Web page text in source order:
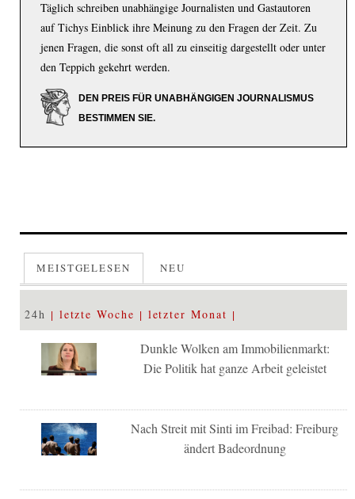
Täglich schreiben unabhängige Journalisten und Gastautoren
auf Tichys Einblick ihre Meinung zu den Fragen der Zeit. Zu
jenen Fragen, die sonst oft all zu einseitig dargestellt oder unter
den Teppich gekehrt werden.
DEN PREIS FÜR UNABHÄNGIGEN JOURNALISMUS
BESTIMMEN SIE.
MEISTGELESEN NEU
24h letzte Woche letzter Monat
Dunkle Wolken am Immobilienmarkt:
Die Politik hat ganze Arbeit geleistet
Nach Streit mit Sinti im Freibad: Freiburg
ändert Badeordnung